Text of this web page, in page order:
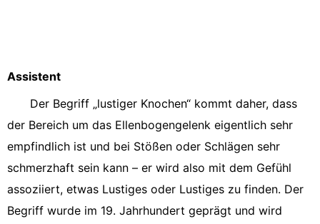
Assistent
Der Begriff „lustiger Knochen“ kommt daher, dass
der Bereich um das Ellenbogengelenk eigentlich sehr
empfindlich ist und bei Stößen oder Schlägen sehr
schmerzhaft sein kann – er wird also mit dem Gefühl
assoziiert, etwas Lustiges oder Lustiges zu finden. Der
Begriff wurde im 19. Jahrhundert geprägt und wird